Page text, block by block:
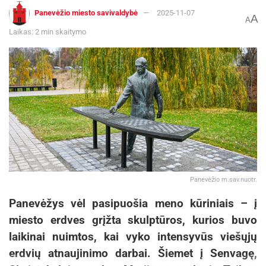
Panevėžio miesto savivaldybė 2025-11-07
Laikas: 2 min skaitymo
AA
Panevėžio m.sav.nuotr.
Panevėžys vėl pasipuošia meno kūriniais – į
miesto erdves grįžta skulptūros, kurios buvo
laikinai nuimtos, kai vyko intensyvūs viešųjų
erdvių atnaujinimo darbai. Šiemet į Senvagę,